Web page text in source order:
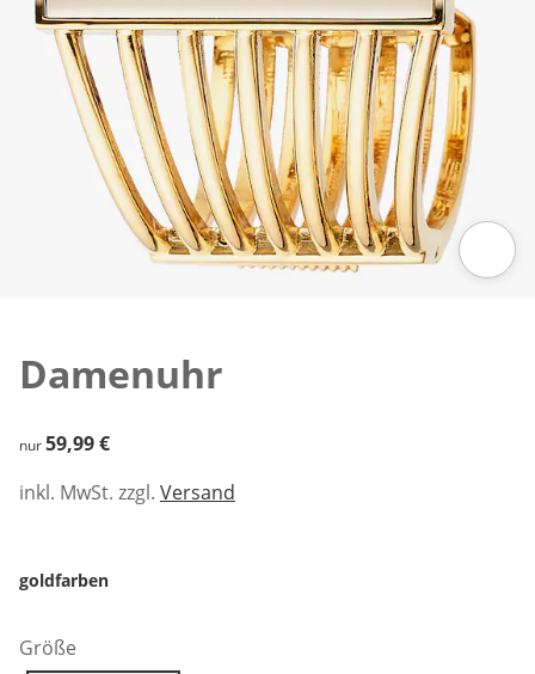
Damenuhr
59,99 €
nur59,99 €
inkl. MwSt. zzgl. Versand
goldfarben
Größe